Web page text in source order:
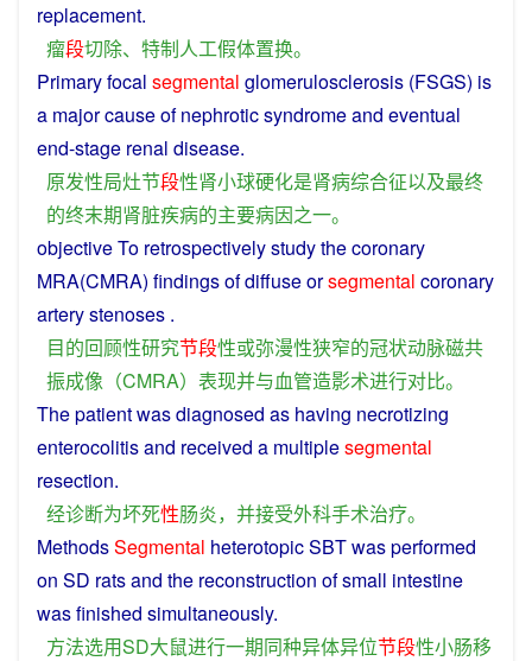
replacement.
瘤段切除、 特制人工假体置换。
Primaryfocal segmental glomerulosclerosis (FSGS) is
a majorcauseof nephroticsyndromeand eventual
end-stage renal disease.
原发性局灶节段性肾小球硬化是肾病综合征以及最终
的终末期肾脏疾病的主要病因之一。
objectiveTo retrospectivelystudythecoronary
MRA(CMRA) findingsofdiffuseorsegmental coronary
arterystenoses .
目的回顾性研究节段性或弥漫性狭窄的冠状动脉磁共
振成像 （CMRA） 表现并与血管造影术进行对比。
The patient wasdiagnosed as having necrotizing
enterocolitisand received a multiplesegmental
resection.
经诊断为坏死性肠炎， 并接受外科手术治疗。
MethodsSegmental heterotopicSBT wasperformed
on SD ratsand the reconstruction ofsmall intestine
was finished simultaneously.
方法选用SD大鼠进行一期同种异体异位节段性小肠移